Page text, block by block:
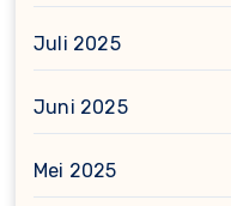
Juli 2025
Juni 2025
Mei 2025